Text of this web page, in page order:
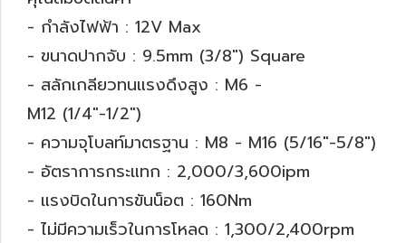
- กำลังไฟฟ้า : 12V Max
- ขนาดปากจับ : 9.5mm (3/8") Square
- สลักเกลียวทนแรงดึงสูง : M6 -
M12 (1/4"-1/2")
- ความจุโบลท์มาตรฐาน : M8 - M16 (5/16"-5/8")
- อัตราการกระแทก : 2,000/3,600ipm
- แรงบิดในการขันน็อต : 160Nm
- ไม่มีความเร็วในการโหลด : 1,300/2,400rpm